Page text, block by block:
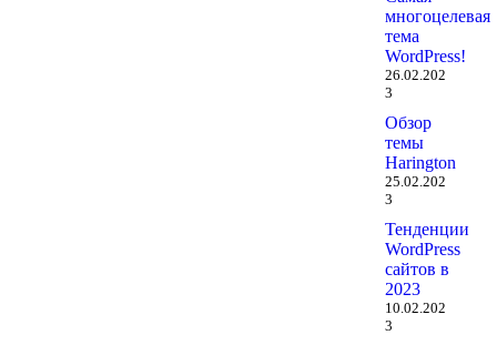
многоцелевая
тема
WordPress!
26.02.202
3
Обзор
темы
Harington
25.02.202
3
Тенденции
WordPress
сайтов в
2023
10.02.202
3